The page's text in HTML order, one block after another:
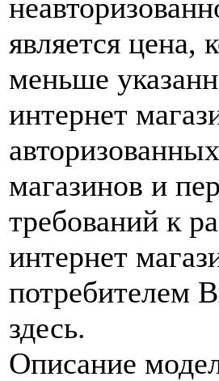
является цена,
меньше
интернет
магазинов и
требований к
интернет
потребителем
здесь.
Описание